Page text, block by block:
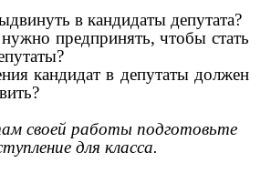
в кандидаты депутата?
предпринять, чтобы стать
кандидат в депутаты должен
своей работы подготовьте
для класса.